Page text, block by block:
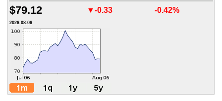
$79.12 ▼-0.33 -0.42%
2026.08.06